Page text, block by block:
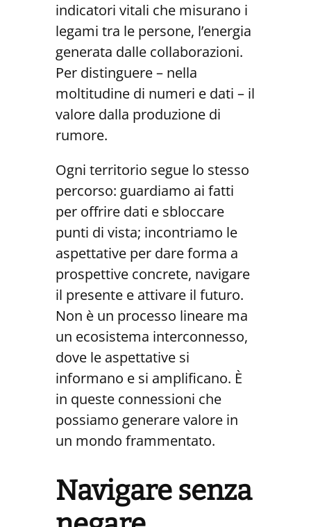
indicatori vitali che misurano i
legami tra le persone, l’energia
generata dalle collaborazioni.
Per distinguere – nella
moltitudine di numeri e dati – il
valore dalla produzione di
rumore.
Ogni territorio segue lo stesso
percorso: guardiamo ai fatti
per offrire dati e sbloccare
punti di vista; incontriamo le
aspettative per dare forma a
prospettive concrete, navigare
il presente e attivare il futuro.
Non è un processo lineare ma
un ecosistema interconnesso,
dove le aspettative si
informano e si amplificano. È
in queste connessioni che
possiamo generare valore in
un mondo frammentato.
Navigare senza